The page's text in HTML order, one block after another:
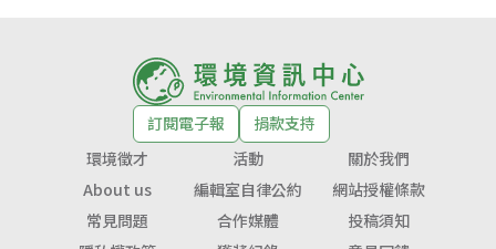
訂閱電子報
捐款支持
環境徵才
活動
關於我們
About us
編輯室自律公約
網站授權條款
常見問題
合作媒體
投稿須知